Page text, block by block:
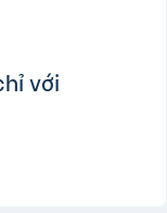
với